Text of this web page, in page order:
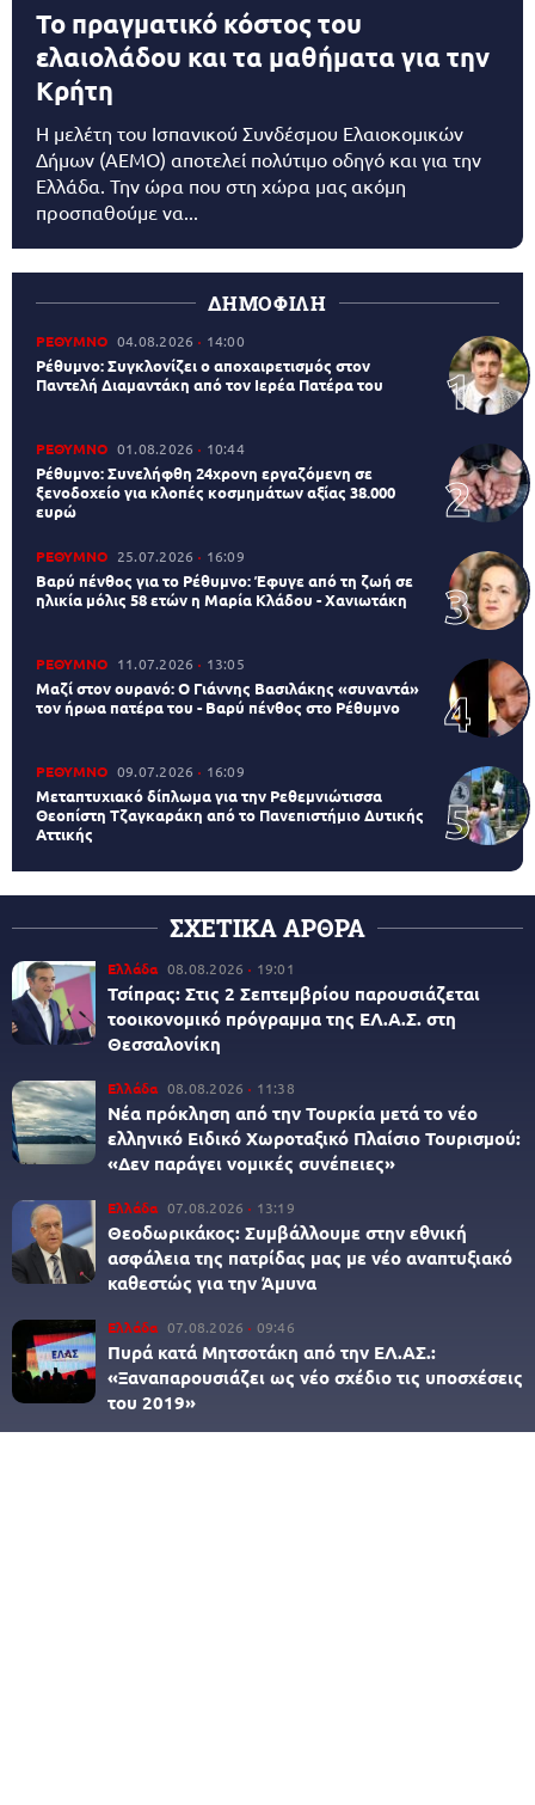
Το πραγματικό κόστος του
ελαιολάδου και τα μαθήματα για την
Κρήτη
Η μελέτη του Ισπανικού Συνδέσμου Ελαιοκομικών
Δήμων (AEMO) αποτελεί πολύτιμο οδηγό και για την
Ελλάδα. Την ώρα που στη χώρα μας ακόμη
προσπαθούμε να...
ΔΗΜΟΦΙΛΗ
ΡΕΘΥΜΝΟ 04.08.2026 14:00
Ρέθυμνο: Συγκλονίζει ο αποχαιρετισμός στον
Παντελή Διαμαντάκη από τον Ιερέα Πατέρα του
ΡΕΘΥΜΝΟ 01.08.2026 10:44
Ρέθυμνο: Συνελήφθη 24χρονη εργαζόμενη σε
ξενοδοχείο για κλοπές κοσμημάτων αξίας 38.000
ευρώ
ΡΕΘΥΜΝΟ 25.07.2026 16:09
Βαρύ πένθος για το Ρέθυμνο: Έφυγε από τη ζωή σε
ηλικία μόλις 58 ετών η Μαρία Κλάδου - Χανιωτάκη
ΡΕΘΥΜΝΟ 11.07.2026 13:05
Μαζί στον ουρανό: Ο Γιάννης Βασιλάκης «συναντά»
τον ήρωα πατέρα του - Βαρύ πένθος στο Ρέθυμνο
ΡΕΘΥΜΝΟ 09.07.2026 16:09
Μεταπτυχιακό δίπλωμα για την Ρεθεμνιώτισσα
Θεοπίστη Τζαγκαράκη από το Πανεπιστήμιο Δυτικής
Αττικής
ΣΧΕΤΙΚΑ ΑΡΘΡΑ
Ελλάδα 08.08.2026 19:01
Τσίπρας: Στις 2 Σεπτεμβρίου παρουσιάζεται
τοοικονομικό πρόγραμμα της ΕΛ.Α.Σ. στη
Θεσσαλονίκη
Ελλάδα 08.08.2026 11:38
Νέα πρόκληση από την Τουρκία μετά το νέο
ελληνικό Ειδικό Χωροταξικό Πλαίσιο Τουρισμού:
«Δεν παράγει νομικές συνέπειες»
Ελλάδα 07.08.2026 13:19
Θεοδωρικάκος: Συμβάλλουμε στην εθνική
ασφάλεια της πατρίδας μας με νέο αναπτυξιακό
καθεστώς για την Άμυνα
Ελλάδα 07.08.2026 09:46
Πυρά κατά Μητσοτάκη από την ΕΛ.ΑΣ.:
«Ξαναπαρουσιάζει ως νέο σχέδιο τις υποσχέσεις
του 2019»